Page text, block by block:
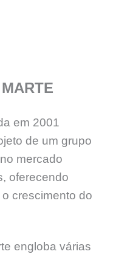
em 2001
de um grupo
mercado
oferecendo
crescimento do
engloba várias